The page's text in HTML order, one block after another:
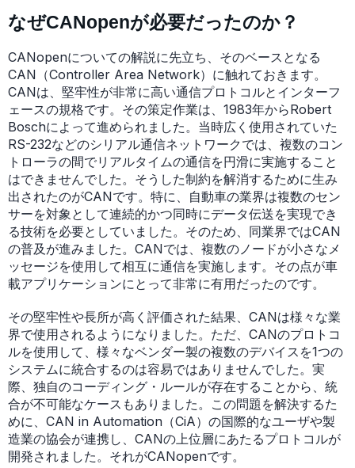
なぜCANopenが必要だったのか？
CANopenについての解説に先立ち、そのベースとなる
CAN（Controller Area Network）に触れておきます。
CANは、堅牢性が非常に高い通信プロトコルとインターフ
ェースの規格です。その策定作業は、1983年からRobert
Boschによって進められました。当時広く使用されていた
RS-232などのシリアル通信ネットワークでは、複数のコン
トローラの間でリアルタイムの通信を円滑に実施すること
はできませんでした。そうした制約を解消するために生み
出されたのがCANです。特に、自動車の業界は複数のセン
サーを対象として連続的かつ同時にデータ伝送を実現でき
る技術を必要としていました。そのため、同業界ではCAN
の普及が進みました。CANでは、複数のノードが小さなメ
ッセージを使用して相互に通信を実施します。その点が車
載アプリケーションにとって非常に有用だったのです。
その堅牢性や長所が高く評価された結果、CANは様々な業
界で使用されるようになりました。ただ、CANのプロトコ
ルを使用して、様々なベンダー製の複数のデバイスを1つの
システムに統合するのは容易ではありませんでした。実
際、独自のコーディング・ルールが存在することから、統
合が不可能なケースもありました。この問題を解決するた
めに、CAN in Automation（CiA）の国際的なユーザや製
造業の協会が連携し、CANの上位層にあたるプロトコルが
開発されました。それがCANopenです。